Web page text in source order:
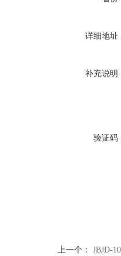
详细地址
补充说明
验证码
上一个： JBJD-